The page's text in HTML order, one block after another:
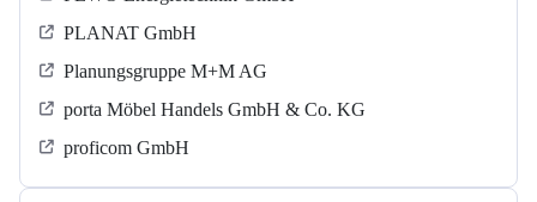
PLANAT GmbH
Planungsgruppe M+M AG
porta Möbel Handels GmbH & Co. KG
proficom GmbH